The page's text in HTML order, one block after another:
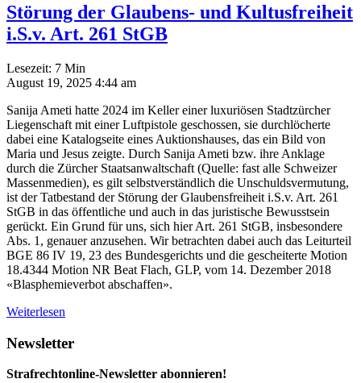
Störung der Glaubens- und Kultusfreiheit
i.S.v. Art. 261 StGB
Lesezeit: 7 Min
August 19, 2025 4:44 am
Sanija Ameti hatte 2024 im Keller einer luxuriösen Stadtzürcher
Liegenschaft mit einer Luftpistole geschossen, sie durchlöcherte
dabei eine Katalogseite eines Auktionshauses, das ein Bild von
Maria und Jesus zeigte. Durch Sanija Ameti bzw. ihre Anklage
durch die Zürcher Staatsanwaltschaft (Quelle: fast alle Schweizer
Massenmedien), es gilt selbstverständlich die Unschuldsvermutung,
ist der Tatbestand der Störung der Glaubensfreiheit i.S.v. Art. 261
StGB in das öffentliche und auch in das juristische Bewusstsein
gerückt. Ein Grund für uns, sich hier Art. 261 StGB, insbesondere
Abs. 1, genauer anzusehen. Wir betrachten dabei auch das Leiturteil
BGE 86 IV 19, 23 des Bundesgerichts und die gescheiterte Motion
18.4344 Motion NR Beat Flach, GLP, vom 14. Dezember 2018
«Blasphemieverbot abschaffen».
Weiterlesen
Newsletter
Strafrechtonline-Newsletter abonnieren!